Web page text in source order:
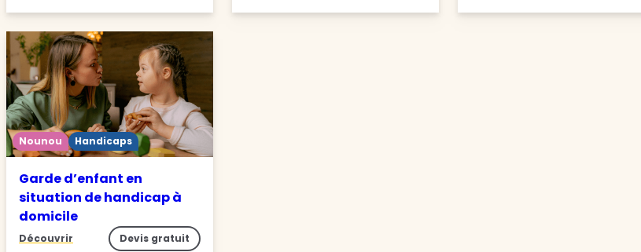
Nounou Handicaps
Garde d’enfant en
situation de handicap à
domicile
Découvrir Devis gratuit